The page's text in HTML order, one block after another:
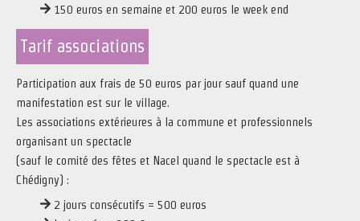
150 euros en semaine et 200 euros le week end
Tarif associations
Participation aux frais de 50 euros par jour sauf quand une
manifestation est sur le village.
Les associations extérieures à la commune et professionnels
organisant un spectacle
(sauf le comité des fêtes et Nacel quand le spectacle est à
Chédigny) :
2 jours consécutifs = 500 euros